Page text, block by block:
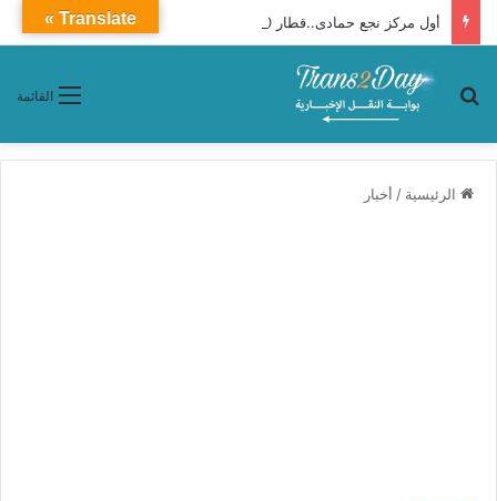
أول مركز نجع حمادى..قطار 2010 VIP ـ Premium محافظات «القاهرة ـ أسوان»
القائمة بحث عن
الرئيسية / أخبار
Translate »